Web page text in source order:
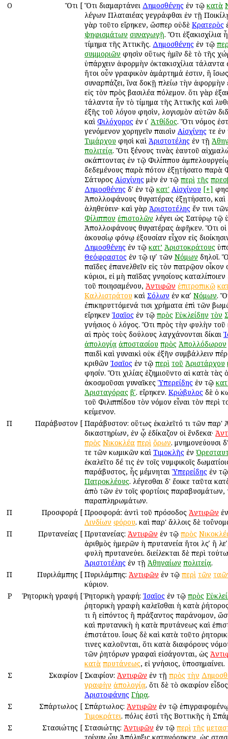
Ο
Ὅτι [ Ὅτι διαμαρτάνει Δημοσθένης ἐν τῷ κατὰ
λέγων Πλαταιέας γεγράφθαι ἐν τῇ
γὰρ τοῦτο εἴρηκεν, ὥσπερ οὐδὲ Κρατερὸς
ψηφισμάτων συναγωγῇ. Ὅτι ἑξακισχίλια
τίμημα τῆς Ἀττικῆς. Δημοσθένης ἐν τῷ
συμμοριῶν φησὶν οὕτως ἡμῖν δὲ τὸ τῆς
ὑπάρχειν ἀφορμὴν ὀκτακισχίλια τάλαντα
ἤτοι οὖν γραφικὸν ἁμάρτημά ἐστιν, ἢ
συναρπάζει, ἵνα δοκῇ πλείω τὴν ἀφορμὴν
εἰς τὸν πρὸς βασιλέα πόλεμον. ὅτι γὰρ
τάλαντα ἦν τὸ τίμημα τῆς Ἀττικῆς καὶ
ἑξῆς τοῦ λόγου φησὶν, λογισμὸν αὐτῶν
καὶ Φιλόχορος ἐν ιʹ Ἀτθίδος. Ὅτι νόμος
γενόμενον χορηγεῖν παισὶν Αἰσχίνης τε
Τιμάρχου φησὶ καὶ Ἀριστοτέλης ἐν τῇ
πολιτείᾳ. Ὅτι ξένους τινὰς ἑαυτοῦ
σκάπτοντας ἐν τῷ Φιλίππου
δεδεμένους παρὰ πότον ἐξῃτήσατο παρὰ
Σάτυρος Αἰσχίνης μὲν ἐν τῷ περὶ τῆς
Δημοσθένης δ' ἐν τῷ κατ' Αἰσχίνου [+]
Ἀπολλοφάνους θυγατέρας ἐξῃτήσατο, καὶ
ἀληθεύειν· καὶ γὰρ Ἀριστοτέλης ἔν τινι
Φίλιππον ἐπιστολῶν λέγει ὡς Σατύρῳ τῷ
Ἀπολλοφάνους θυγατέρας ἀφῆκεν. Ὅτι οἱ
ἀκουσίῳ φόνῳ ἐξουσίαν εἶχον εἰς
Δημοσθένης ἐν τῷ κατ’ Ἀριστοκράτους
Θεόφραστος ἐν τῷ ιγʹ τῶν Νόμων δηλοῖ.
παῖδες ἐπανελθεῖν εἰς τὸν πατρῷον
κύριοι, εἰ μὴ παῖδας γνησίους
τοῦ ποιησαμένου, Ἀντιφῶν ἐπιτροπικῷ
Καλλιστράτου καὶ Σόλων ἐν καʹ Νόμων.
ἐπικηρυττόμενά τισι χρήματα ἐπὶ τῶν
εἴρηκεν Ἰσαῖος ἐν τῷ πρὸς Εὐκλείδην τὸν
γνήσιος ὁ λόγος. Ὅτι πρὸς τὴν φυλὴν τοῦ
αἱ πρὸς τοὺς δούλους λαγχάνονται δίκαι
ἀπολογίᾳ ἀποστασίου πρὸς Ἀπολλόδωρον
παιδὶ καὶ γυναικὶ οὐκ ἐξῆν συμβάλλειν
κριθῶν Ἰσαῖος ἐν τῷ περὶ τοῦ Ἀριστάρχου
φησίν. Ὅτι χιλίας ἐζημιοῦντο αἱ κατὰ τὰς
ἀκοσμοῦσαι γυναῖκες Ὑπερείδης ἐν τῷ
Ἀρισταγόρας βʹ. εἴρηκεν. Κρώβυλος δὲ ὁ
τοῦ Φιλιππίδου τὸν νόμον εἶναι τὸν περὶ
κείμενον.
Π
Παράβυστον [ Παράβυστον: οὕτως ἐκαλεῖτό τι τῶν παρ'
δικαστηρίων, ἐν ᾧ ἐδίκαζον οἱ ἕνδεκα·
πρὸς Νικοκλέα περὶ ὅρων. μνημονεύουσι
τε τῶν κωμικῶν καὶ Τιμοκλῆς ἐν
ἐκαλεῖτο δέ τις ἐν τοῖς νυμφικοῖς
παράβυστος, ἧς μέμνηται Ὑπερείδης ἐν
Πατροκλέους. λέγεσθαι δ' ἔοικε ταῦτα
ἀπὸ τῶν ἐν τοῖς φορτίοις παραβυσμάτων,
παραπληρωμάτων.
Π
Προσφορά [ Προσφορά: ἀντὶ τοῦ πρόσοδος Ἀντιφῶν
Λινδίων φόρου. καὶ παρ' ἄλλοις δὲ
Π
Πρυτανείας [ Πρυτανείας: Ἀντιφῶν ἐν τῷ πρὸς
ἀριθμὸς ἡμερῶν ἡ πρυτανεία ἤτοι λςʹ ἢ
φυλὴ πρυτανεύει. διείλεκται δὲ περὶ
Ἀριστοτέλης ἐν τῇ Ἀθηναίων πολιτείᾳ.
Π
Πυριλάμπης [ Πυριλάμπης: Ἀντιφῶν ἐν τῷ περὶ τῶν
κύριον.
Ρ
Ῥητορικὴ γραφή [ Ῥητορικὴ γραφή: Ἰσαῖος ἐν τῷ πρὸς
ῥητορικὴ γραφὴ καλεῖσθαι ἡ κατὰ
τι ἢ εἰπόντος ἢ πράξαντος παράνομον,
καὶ πρυτανικὴ ἡ κατὰ πρυτάνεως καὶ
ἐπιστάτου. ἴσως δὲ καὶ κατὰ τοῦτο
τινες καλοῦνται, ὅτι κατὰ διαφόρους
τῶν ῥητόρων γραφαὶ εἰσάγονται, ὡς
κατὰ πρυτάνεως, εἰ γνήσιος, ὑποσημαίνει.
Σ
Σκαφίον [ Σκαφίον: Ἀντιφῶν ἐν τῇ πρὸς τὴν
γραφὴν ἀπολογίᾳ. ὅτι δὲ τὸ σκαφίον
Ἀριστοφάνης Γήρᾳ.
Σ
Σπάρτωλος [ Σπάρτωλος: Ἀντιφῶν ἐν τῷ
Τιμοκράτει. πόλις ἐστὶ τῆς Βοττικῆς ἡ
Σ
Στασιώτης [ Στασιώτης: Ἀντιφῶν ἐν τῷ περὶ τῆς